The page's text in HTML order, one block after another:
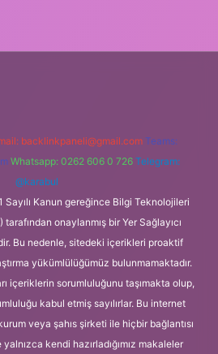
backlinkpaneli@gmail.com Teams:
Whatsapp: 0262 606 0 726 Telegram:
@karabul
Sayılı Kanun gereğince Bilgi Teknolojileri
onaylanmış bir Yer Sağlayıcı
Bu nedenle, sitedeki içerikleri proaktif
yükümlülüğümüz bulunmamaktadır.
içeriklerin sorumluluğunu taşımakta olup,
kabul etmiş sayılırlar. Bu internet
veya şahıs şirketi ile hiçbir bağlantısı
kendi hazırladığımız makaleler